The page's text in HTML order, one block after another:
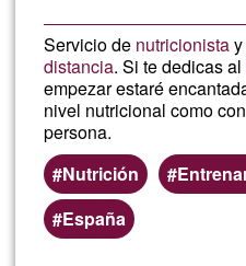
Servicio de nutricionista
distancia. Si te dedicas al
empezar estaré
nivel nutricional como
persona.
Nutrición
España